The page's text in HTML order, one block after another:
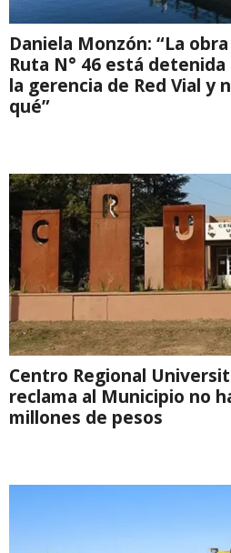
Daniela Monzón: “La
Ruta N° 46 está detenida
la gerencia de Red Vial y
qué”
Centro Regional
reclama al Municipio no
millones de pesos